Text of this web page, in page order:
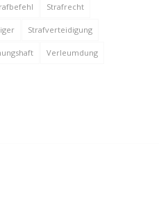
Strafrecht
Strafverteidigung
Verleumdung